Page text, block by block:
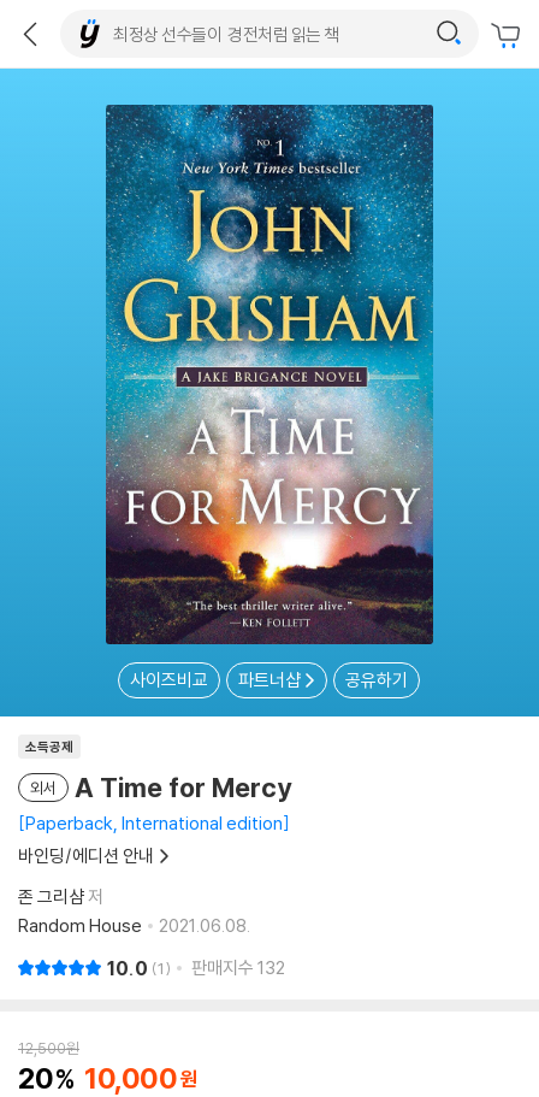
사이즈비교 파트너샵 공유하기
소득공제
외서 A Time for Mercy
Paperback, International edition
바인딩/에디션 안내
존 그리샴저
Random House
2021.06.08.
10.0 1 판매지수 132
12,500원
20 10,000